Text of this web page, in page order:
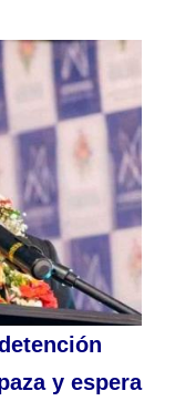
y espera